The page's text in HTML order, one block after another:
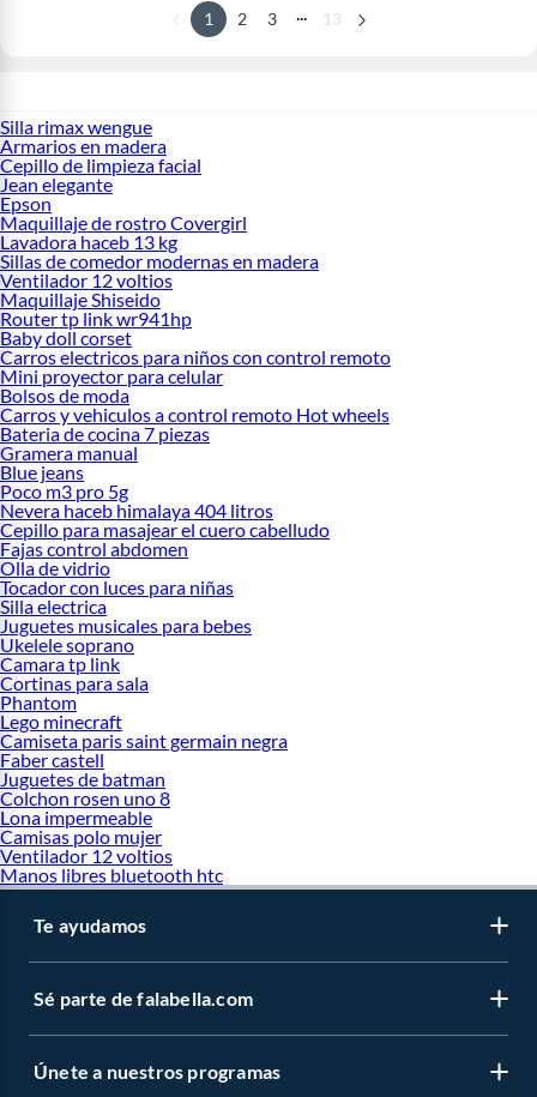
1 2 3 ... 13
Silla rimax wengue
Armarios en madera
Cepillo de limpieza facial
Jean elegante
Epson
Maquillaje de rostro Covergirl
Lavadora haceb 13 kg
Sillas de comedor modernas en madera
Ventilador 12 voltios
Maquillaje Shiseido
Router tp link wr941hp
Baby doll corset
Carros electricos para niños con control remoto
Mini proyector para celular
Bolsos de moda
Carros y vehiculos a control remoto Hot wheels
Bateria de cocina 7 piezas
Gramera manual
Blue jeans
Poco m3 pro 5g
Nevera haceb himalaya 404 litros
Cepillo para masajear el cuero cabelludo
Fajas control abdomen
Olla de vidrio
Tocador con luces para niñas
Silla electrica
Juguetes musicales para bebes
Ukelele soprano
Camara tp link
Cortinas para sala
Phantom
Lego minecraft
Camiseta paris saint germain negra
Faber castell
Juguetes de batman
Colchon rosen uno 8
Lona impermeable
Camisas polo mujer
Ventilador 12 voltios
Manos libres bluetooth htc
Te ayudamos
Sé parte de falabella.com
Únete a nuestros programas